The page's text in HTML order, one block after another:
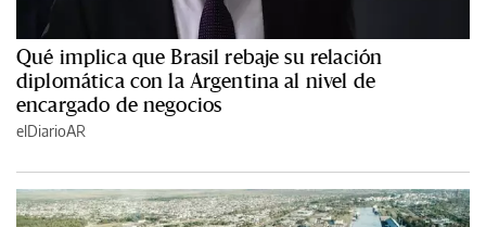
Qué implica que Brasil rebaje su relación
diplomática con la Argentina al nivel de
encargado de negocios
elDiarioAR